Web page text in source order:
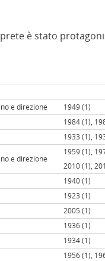
è stato
e direzione
1949 (1)
1984 (1),
1933 (1),
e direzione
1959 (1),
2010 (1),
1940 (1)
1923 (1)
2005 (1)
1936 (1)
1934 (1)
1956 (1),